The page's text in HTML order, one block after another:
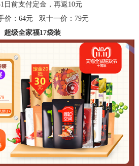
日前支付定金，再返10元
价： 64元 双十一价：79元
超级全家福17袋装